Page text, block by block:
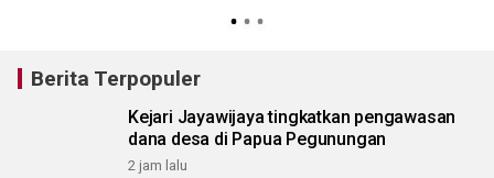
Berita Terpopuler
Kejari Jayawijaya tingkatkan pengawasan
dana desa di Papua Pegunungan
2 jam lalu